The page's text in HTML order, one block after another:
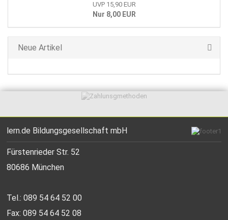
UVP 15,90 EUR
Nur 8,00 EUR
Neue Artikel
lern.de Bildungsgesellschaft mbH
Fürstenrieder Str. 52
80686 München
Tel.: 089 54 64 52 00
Fax: 089 54 64 52 08